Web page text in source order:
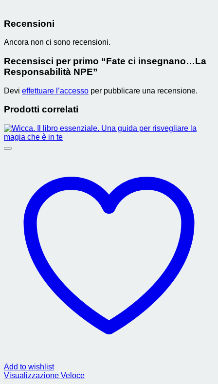
Recensioni
Ancora non ci sono recensioni.
Recensisci per primo “Fate ci insegnano…La
Responsabilità NPE”
Devi effettuare l’accesso per pubblicare una recensione.
Prodotti correlati
Add to wishlist
Visualizzazione Veloce